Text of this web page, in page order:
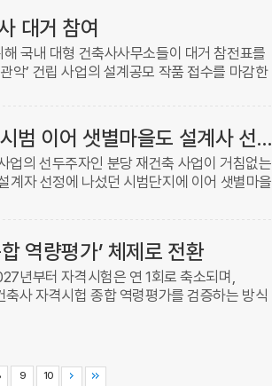
대거 참여
국내 대형 건축사사무소들이 대거 참전표를
악’ 건립 사업의 설계공모 작품 접수를 마감한
속도 빨라지는 분당 재건축…시범 이어 샛별마을도 설계사 선정 착수
업의 선두주자인 분당 재건축 사업이 거침없는
계자 선정에 나섰던 시범단지에 이어 샛별마을
인 작업에 착수했다.23일 업계에 따르면 사
역량평가’ 체제로 전환
년부터 자격시험은 연 1회로 축소되며,
사 자격시헙 종합 역령평가를 검증하는 방식
9 10